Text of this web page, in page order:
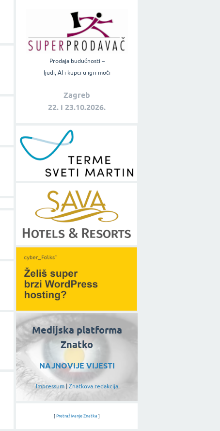
Prodaja budućnosti –
ljudi, AI i kupci u igri moći
Zagreb
22. i 23.10.2026.
Medijska platforma
Znatko
NAJNOVIJE VIJESTI
Impressum| Znatkova redakcija
[ Pretraživanje Znatka ]